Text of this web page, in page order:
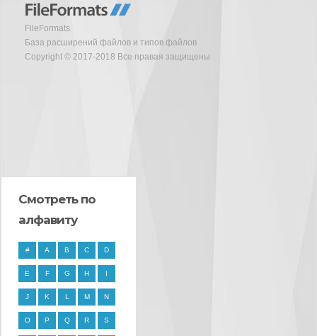
FileFormats
База расширений файлов и типов файлов
Copyright © 2017-2018 Все правая защищены
Смотреть по
алфавиту
# A B C D
E F G H I
J K L M N
O P Q R S